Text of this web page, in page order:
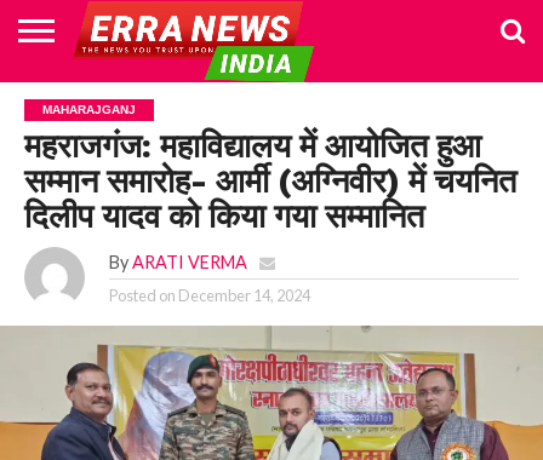
HOME
POLITICS
NEWS
BUSINESS
CULTURE
NATIONAL
SPORTS
LIFESTYLE
TRAVEL
OPINION
BREAKING
NEWS
ENTERTAINMENT
WORLD
CRIME
JOIN
US
MAHARAJGANJ
महराजगंज: महाविद्यालय में आयोजित हुआ
सम्मान समारोह- आर्मी (अग्निवीर) में चयनित
दिलीप यादव को किया गया सम्मानित
By ARATI VERMA
Posted on December 14, 2024